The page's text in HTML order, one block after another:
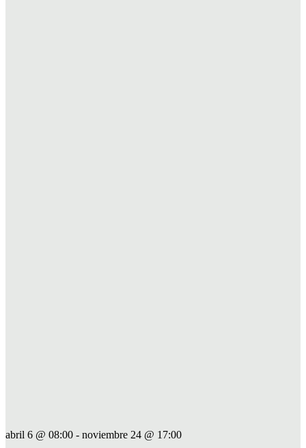
abril 6 @ 08:00 - noviembre 24 @ 17:00